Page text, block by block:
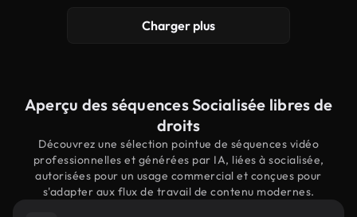
Charger plus
Aperçu des séquences Socialisée libres de
droits
Découvrez une sélection pointue de séquences vidéo
professionnelles et générées par IA, liées à socialisée,
autorisées pour un usage commercial et conçues pour
s'adapter aux flux de travail de contenu modernes.